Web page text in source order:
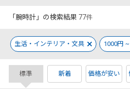
「腕時計」の検索結果 77件
生活・インテリア・文具 1000円
標準 新着 価格が安い